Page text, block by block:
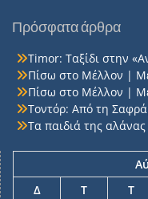
Πρόσφατα άρθρα
Timor: Ταξίδι στην
Πίσω στο Μέλλον |
Πίσω στο Μέλλον |
Τοντόρ: Από τη
Τα παιδιά της αλάνας
Δ
Τ Τ